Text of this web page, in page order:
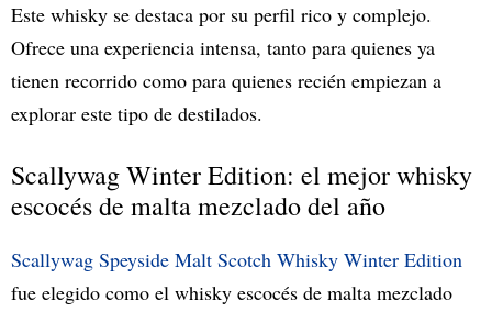
Este whisky se destaca por su perfil rico y complejo.
Ofrece una experiencia intensa, tanto para quienes ya
tienen recorrido como para quienes recién empiezan a
explorar este tipo de destilados.
Scallywag Winter Edition: el mejor whisky
escocés de malta mezclado del año
Scallywag Speyside Malt Scotch Whisky Winter Edition
fue elegido como el whisky escocés de malta mezclado